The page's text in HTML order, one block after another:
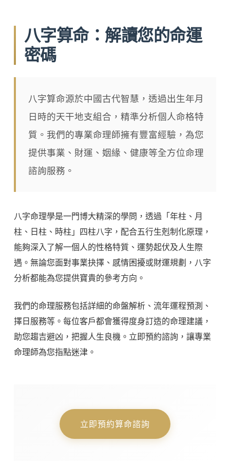
八字算命：解讀您的命運
密碼
八字算命源於中國古代智慧，透過出生年月
日時的天干地支組合，精準分析個人命格特
質。我們的專業命理師擁有豐富經驗，為您
提供事業、財運、姻緣、健康等全方位命理
諮詢服務。
八字命理學是一門博大精深的學問，透過「年柱、月
柱、日柱、時柱」四柱八字，配合五行生剋制化原理，
能夠深入了解一個人的性格特質、運勢起伏及人生際
遇。無論您面對事業抉擇、感情困擾或財運規劃，八字
分析都能為您提供寶貴的參考方向。
我們的命理服務包括詳細的命盤解析、流年運程預測、
擇日服務等。每位客戶都會獲得度身訂造的命理建議，
助您趨吉避凶，把握人生良機。立即預約諮詢，讓專業
命理師為您指點迷津。
立即預約算命諮詢